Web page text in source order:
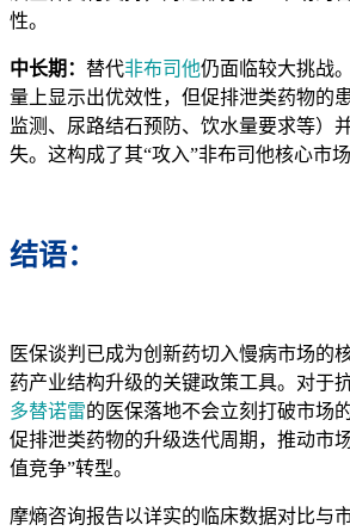
性。
中长期： 替代非布司他仍面临较大挑战。
量上显示出优效性，但促排泄类药物的
监测、尿路结石预防、饮水量要求等）
失。这构成了其“攻入”非布司他核心市
结语：
医保谈判已成为创新药切入慢病市场的
药产业结构升级的关键政策工具。对于
多替诺雷的医保落地不会立刻打破市场
促排泄类药物的升级迭代周期，推动市
值竞争”转型。
摩熵咨询报告以详实的临床数据对比与